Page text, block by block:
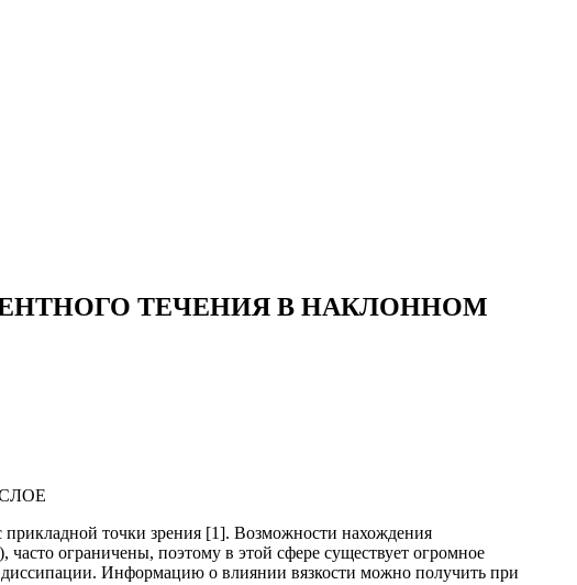
ТЕЧЕНИЯ В НАКЛОННОМ
прикладной точки зрения [1]. Возможности нахождения
ограничены, поэтому в этой сфере существует огромное
диссипации. Информацию о влиянии вязкости можно получить при